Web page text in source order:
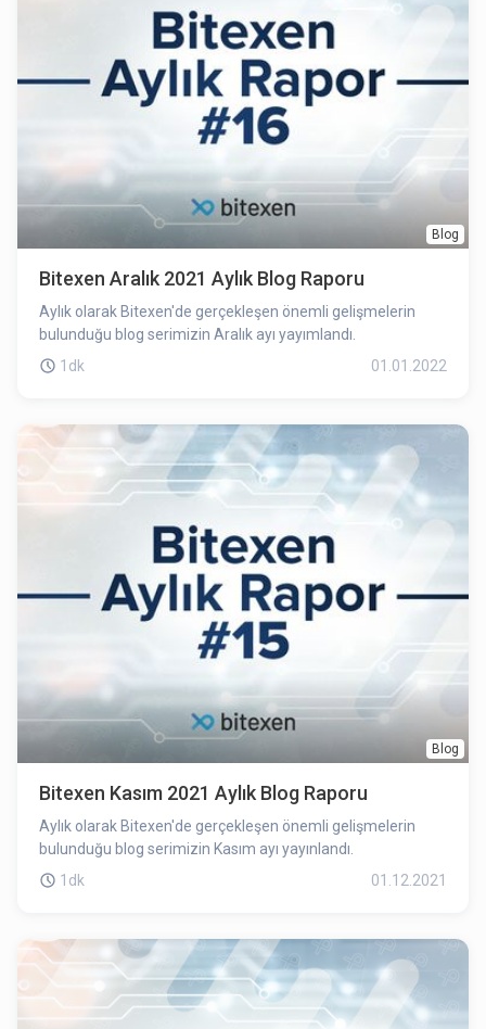
Blog
Bitexen Aralık 2021 Aylık Blog Raporu
Aylık olarak Bitexen'de gerçekleşen önemli gelişmelerin
bulunduğu blog serimizin Aralık ayı yayımlandı.
1dk
01.01.2022
Blog
Bitexen Kasım 2021 Aylık Blog Raporu
Aylık olarak Bitexen'de gerçekleşen önemli gelişmelerin
bulunduğu blog serimizin Kasım ayı yayınlandı.
1dk
01.12.2021